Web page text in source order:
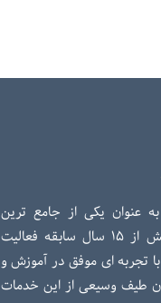
عنوان یکی از جامع ترین
مراجع کاربردی حقوق با بیش از ۱۵ سال سابقه فعالیت
تجربه ای موفق در آموزش و
طیف وسیعی از این خدمات